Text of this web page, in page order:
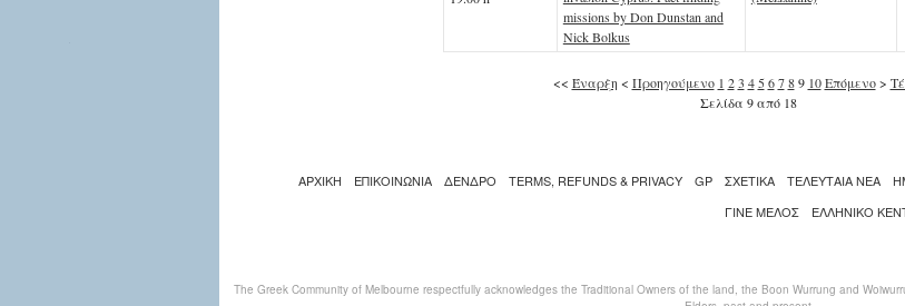
missions by Don Dunstan and
Nick Bolkus
<< Έναρξη < Προηγούμενο 1 2 3 4 5 6 7 8 9 10 Επόμενο>
Σελίδα 9 από 18
ΑΡΧΙΚΗ ΕΠΙΚΟΙΝΩΝΙΑ ΔΕΝΔΡΟ TERMS, REFUNDS & PRIVACY GP ΣΧΕΤΙΚΑ ΤΕΛΕΥΤΑΙΑ ΝΕΑ
ΓΙΝΕ ΜΕΛΟΣ
ΕΛΛΗΝΙΚΌ
The Greek Community of Melbourne respectfully acknowledges the Traditional Owners of the land, the Boon Wurrung and